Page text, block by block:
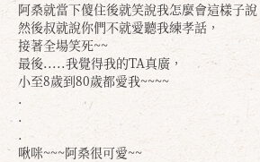
阿桑就當下傻住後就笑說我怎麼會這樣子說
然後叔就說你們不就愛聽我練孝話，
接著全場笑死~~
最後.....我覺得我的TA真廣，
小至8歲到80歲都愛我~~~~
.
.
.
啾咪~~~阿桑很可愛~~